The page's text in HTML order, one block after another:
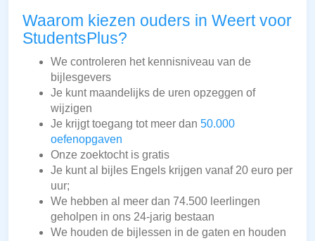
Waarom kiezen ouders in Weert voor
StudentsPlus?
We controleren het kennisniveau van de
bijlesgevers
Je kunt maandelijks de uren opzeggen of
wijzigen
Je krijgt toegang tot meer dan 50.000
oefenopgaven
Onze zoektocht is gratis
Je kunt al bijles Engels krijgen vanaf 20 euro per
uur;
We hebben al meer dan 74.500 leerlingen
geholpen in ons 24-jarig bestaan
We houden de bijlessen in de gaten en houden